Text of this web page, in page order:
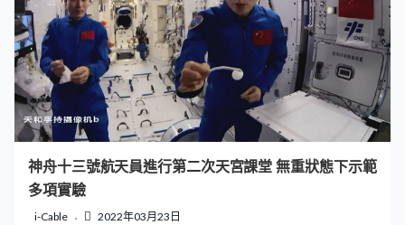
神舟十三號航天員進行第二次天宮課堂 無重狀態下示範
多項實驗
i-Cable 2022年03月23日